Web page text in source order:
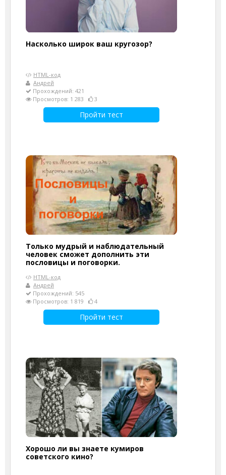
Насколько широк ваш кругозор?
HTML-код
Андрей
Прохождений: 421
Просмотров: 1 283
3
Пройти тест
Только мудрый и наблюдательный
человек сможет дополнить эти
пословицы и поговорки.
HTML-код
Андрей
Прохождений: 545
Просмотров: 1 819
4
Пройти тест
Хорошо ли вы знаете кумиров
советского кино?